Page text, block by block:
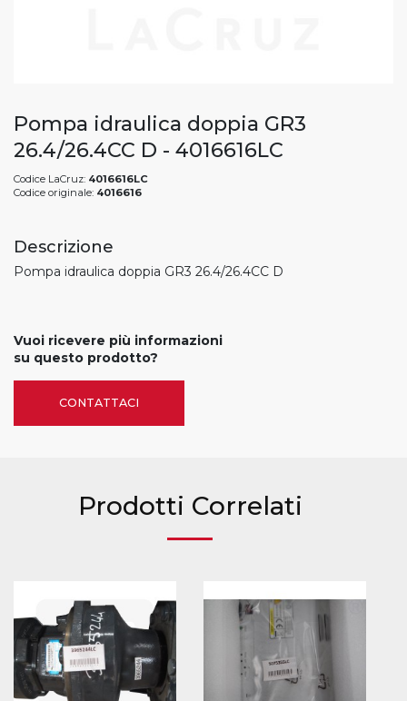
Pompa idraulica doppia GR3
26.4/26.4CC D - 4016616LC
Codice LaCruz: 4016616LC
Codice originale: 4016616
Descrizione
Pompa idraulica doppia GR3 26.4/26.4CC D
Vuoi ricevere più informazioni
su questo prodotto?
CONTATTACI
Prodotti Correlati